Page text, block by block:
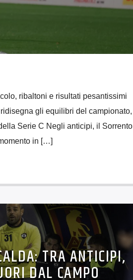
ribaltoni e risultati pesantissimi
gli equilibri del campionato,
Serie C Negli anticipi, il Sorrento
in […]
TRA ANTICIPI,
DAL CAMPO